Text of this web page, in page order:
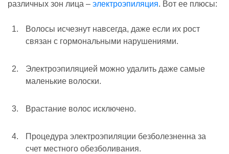
различных зон лица – электроэпиляция. Вот ее плюсы:
Волосы исчезнут навсегда, даже если их рост
связан с гормональными нарушениями.
Электроэпиляцией можно удалить даже самые
маленькие волоски.
Врастание волос исключено.
Процедура электроэпиляции безболезненна за
счет местного обезболивания.